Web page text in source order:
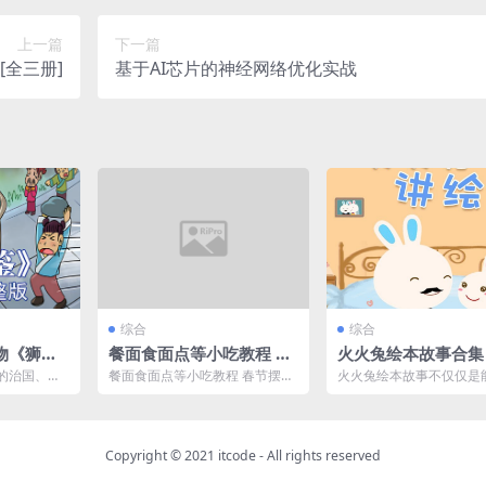
上一篇
全三册]
下一篇
基于AI芯片的神经网络优化实战
《狮子
治国、平
综合
餐面食面点等小吃教程 春
节摆摊赚钱的首选 赚钱要
餐面食面点等小吃教程 春节摆摊
综合
火火兔绘本故事合集
火火兔绘本故事不仅仅是
Copyright © 2021 itcode- All rights reserved